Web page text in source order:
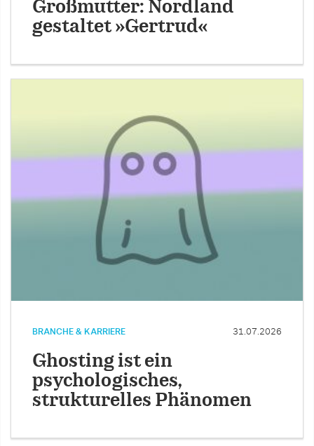
Großmutter: Nordland
gestaltet »Gertrud«
BRANCHE & KARRIERE 31.07.2026
Ghosting ist ein
psychologisches,
strukturelles Phänomen